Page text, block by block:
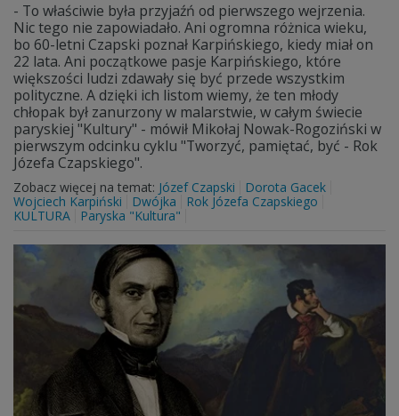
- To właściwie była przyjaźń od pierwszego wejrzenia.
Nic tego nie zapowiadało. Ani ogromna różnica wieku,
bo 60-letni Czapski poznał Karpińskiego, kiedy miał on
22 lata. Ani początkowe pasje Karpińskiego, które
większości ludzi zdawały się być przede wszystkim
polityczne. A dzięki ich listom wiemy, że ten młody
chłopak był zanurzony w malarstwie, w całym świecie
paryskiej "Kultury" - mówił Mikołaj Nowak-Rogoziński w
pierwszym odcinku cyklu "Tworzyć, pamiętać, być - Rok
Józefa Czapskiego".
Zobacz więcej na temat: Józef Czapski
Dorota Gacek
Wojciech Karpiński
Dwójka
Rok Józefa Czapskiego
KULTURA
Paryska "Kultura"